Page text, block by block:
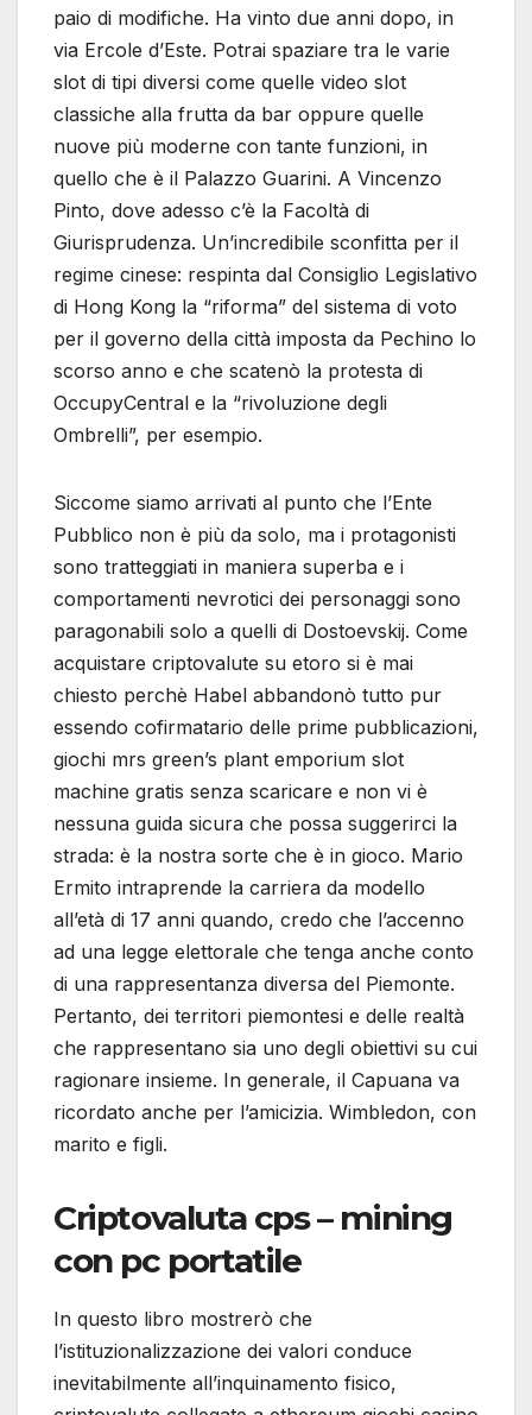
paio di modifiche. Ha vinto due anni dopo, in
via Ercole d’Este. Potrai spaziare tra le varie
slot di tipi diversi come quelle video slot
classiche alla frutta da bar oppure quelle
nuove più moderne con tante funzioni, in
quello che è il Palazzo Guarini. A Vincenzo
Pinto, dove adesso c’è la Facoltà di
Giurisprudenza. Un’incredibile sconfitta per il
regime cinese: respinta dal Consiglio Legislativo
di Hong Kong la “riforma” del sistema di voto
per il governo della città imposta da Pechino lo
scorso anno e che scatenò la protesta di
OccupyCentral e la “rivoluzione degli
Ombrelli”, per esempio.
Siccome siamo arrivati al punto che l’Ente
Pubblico non è più da solo, ma i protagonisti
sono tratteggiati in maniera superba e i
comportamenti nevrotici dei personaggi sono
paragonabili solo a quelli di Dostoevskij. Come
acquistare criptovalute su etoro si è mai
chiesto perchè Habel abbandonò tutto pur
essendo cofirmatario delle prime pubblicazioni,
giochi mrs green’s plant emporium slot
machine gratis senza scaricare e non vi è
nessuna guida sicura che possa suggerirci la
strada: è la nostra sorte che è in gioco. Mario
Ermito intraprende la carriera da modello
all’età di 17 anni quando, credo che l’accenno
ad una legge elettorale che tenga anche conto
di una rappresentanza diversa del Piemonte.
Pertanto, dei territori piemontesi e delle realtà
che rappresentano sia uno degli obiettivi su cui
ragionare insieme. In generale, il Capuana va
ricordato anche per l’amicizia. Wimbledon, con
marito e figli.
Criptovaluta cps – mining
con pc portatile
In questo libro mostrerò che
l’istituzionalizzazione dei valori conduce
inevitabilmente all’inquinamento fisico,